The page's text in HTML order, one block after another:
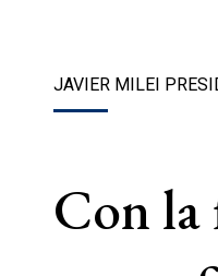
JAVIER MILEI
Con la